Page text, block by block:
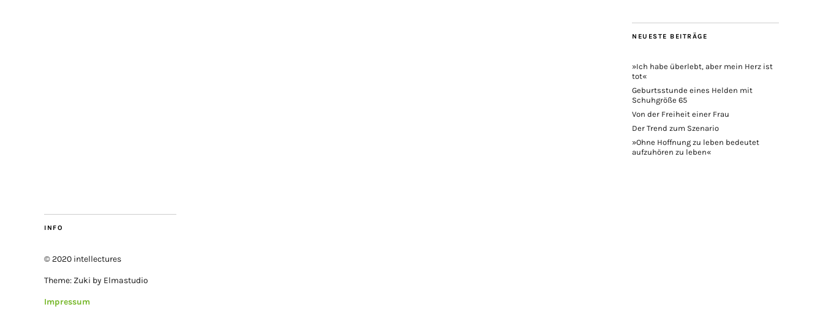
NEUESTE BEITRÄGE
»Ich habe überlebt, aber mein Herz ist
tot«
Geburtsstunde eines Helden mit
Schuhgröße 65
Von der Freiheit einer Frau
Der Trend zum Szenario
»Ohne Hoffnung zu leben bedeutet
aufzuhören zu leben«
INFO
© 2020 intellectures
Theme: Zuki by Elmastudio
Impressum